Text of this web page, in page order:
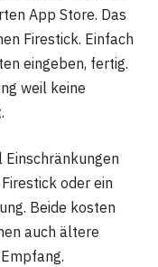
App Store. Das
Firestick. Einfach
eingeben, fertig.
weil keine
oder ein
Beide kosten
auch ältere